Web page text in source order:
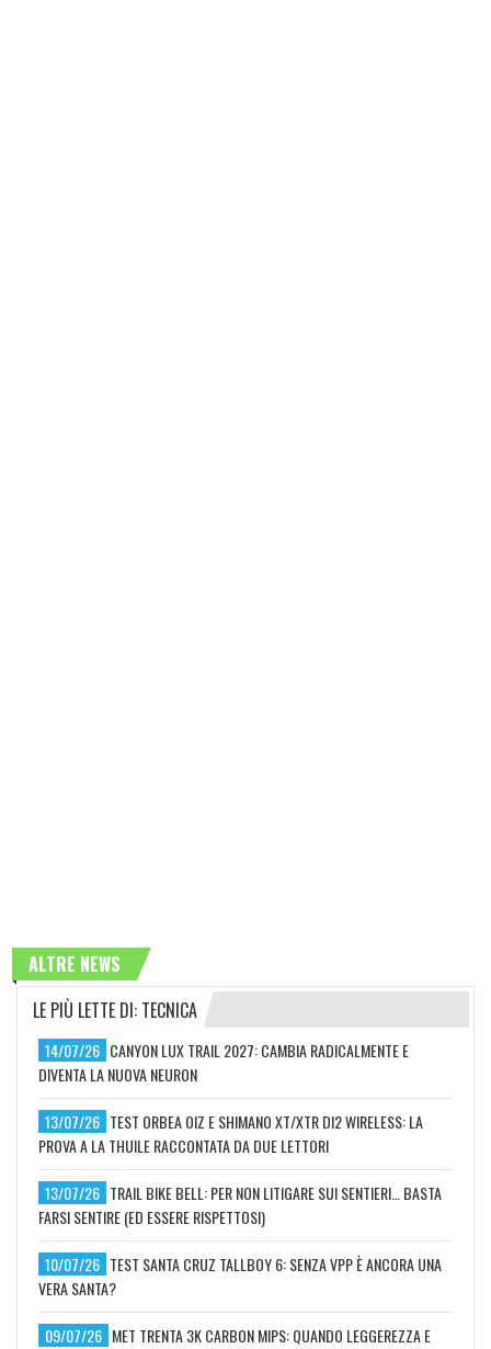
ALTRE NEWS
LE PIÙ LETTE DI: TECNICA
14/07/26 CANYON LUX TRAIL 2027: CAMBIA RADICALMENTE E
DIVENTA LA NUOVA NEURON
13/07/26 TEST ORBEA OIZ E SHIMANO XT/XTR DI2 WIRELESS: LA
PROVA A LA THUILE RACCONTATA DA DUE LETTORI
13/07/26 TRAIL BIKE BELL: PER NON LITIGARE SUI SENTIERI… BASTA
FARSI SENTIRE (ED ESSERE RISPETTOSI)
10/07/26 TEST SANTA CRUZ TALLBOY 6: SENZA VPP È ANCORA UNA
VERA SANTA?
09/07/26 MET TRENTA 3K CARBON MIPS: QUANDO LEGGEREZZA E